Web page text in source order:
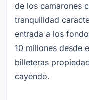
de los camarones
tranquilidad
entrada a los
10 millones desde
billeteras
cayendo.